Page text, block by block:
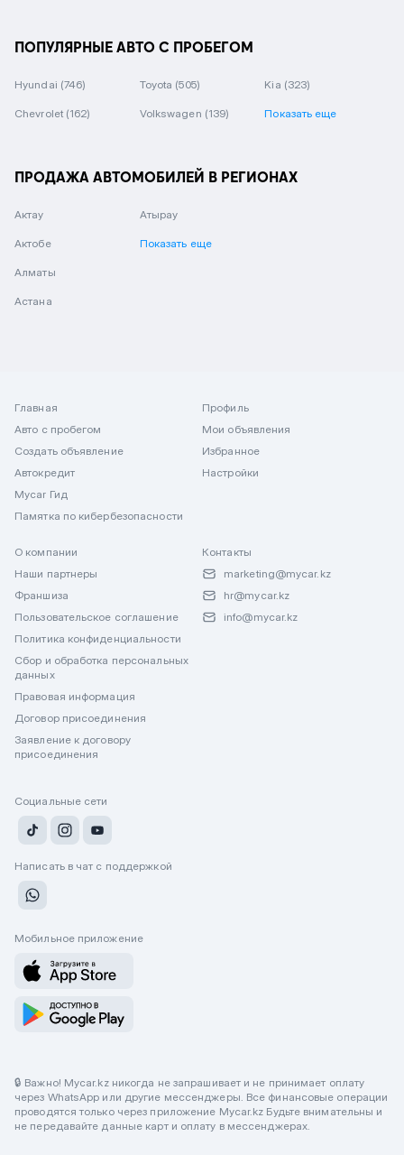
ПОПУЛЯРНЫЕ АВТО С ПРОБЕГОМ
Hyundai (746) Toyota (505) Kia (323)
Chevrolet (162) Volkswagen (139) Показать еще
ПРОДАЖА АВТОМОБИЛЕЙ В РЕГИОНАХ
Актау
Актобе
Алматы
Астана
Атырау
Показать еще
Главная
Авто с пробегом
Создать объявление
Автокредит
Mycar Гид
Памятка по кибербезопасности
Профиль
Мои объявления
Избранное
Настройки
О компании
Наши партнеры
Франшиза
Пользовательское соглашение
Политика конфиденциальности
Сбор и обработка персональных
данных
Правовая информация
Договор присоединения
Заявление к договору
присоединения
Контакты
marketing@mycar.kz
hr@mycar.kz
info@mycar.kz
Социальные сети
Написать в чат с поддержкой
Мобильное приложение
🔒 Важно! Mycar.kz никогда не запрашивает и не принимает оплату
через WhatsApp или другие мессенджеры. Все финансовые операции
проводятся только через приложение Mycar.kz Будьте внимательны и
не передавайте данные карт и оплату в мессенджерах.